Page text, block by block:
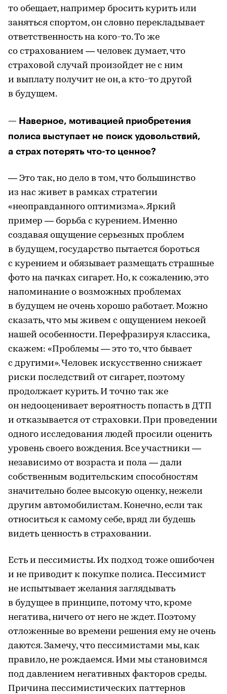
то обещает, например бросить курить или
заняться спортом, он словно перекладывает
ответственность на кого-то. То же
со страхованием — человек думает, что
страховой случай произойдет не с ним
и выплату получит не он, а кто-то другой
в будущем.
— Наверное, мотивацией приобретения
полиса выступает не поиск удовольствий,
а страх потерять что-то ценное?
— Это так, но дело в том, что большинство
из нас живет в рамках стратегии
«неоправданного оптимизма». Яркий
пример — борьба с курением. Именно
создавая ощущение серьезных проблем
в будущем, государство пытается бороться
с курением и обязывает размещать страшные
фото на пачках сигарет. Но, к сожалению, это
напоминание о возможных проблемах
в будущем не очень хорошо работает. Можно
сказать, что мы живем с ощущением некоей
нашей особенности. Перефразируя классика,
скажем: «Проблемы — это то, что бывает
с другими». Человек искусственно снижает
риски последствий от сигарет, поэтому
продолжает курить. И точно так же
он недооценивает вероятность попасть в ДТП
и отказывается от страховки. При проведении
одного исследования людей просили оценить
уровень своего вождения. Все участники —
независимо от возраста и пола — дали
собственным водительским способностям
значительно более высокую оценку, нежели
другим автомобилистам. Конечно, если так
относиться к самому себе, вряд ли будешь
видеть ценность в страховании.
Есть и пессимисты. Их подход тоже ошибочен
и не приводит к покупке полиса. Пессимист
не испытывает желания заглядывать
в будущее в принципе, потому что, кроме
негатива, ничего от него не ждет. Поэтому
отложенные во времени решения ему не очень
даются. Замечу, что пессимистами мы, как
правило, не рождаемся. Ими мы становимся
под давлением негативных факторов среды.
Причина пессимистических паттернов